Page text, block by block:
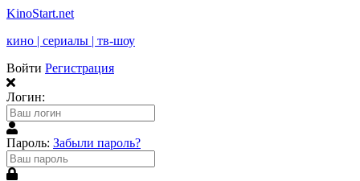
KinoStart.net
кино | сериалы | тв-шоу
Войти Регистрация
Логин:
Пароль: Забыли пароль?